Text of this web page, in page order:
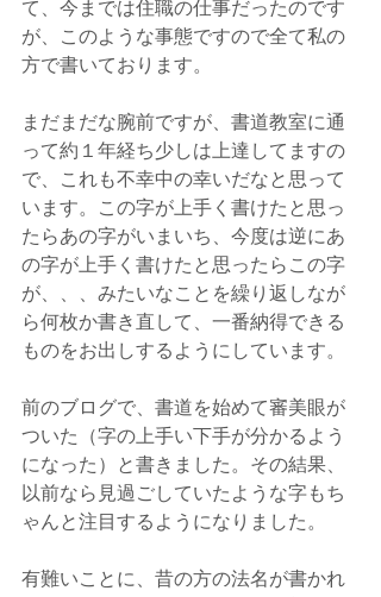
て、今までは住職の仕事だったのです
が、このような事態ですので全て私の
方で書いております。
まだまだな腕前ですが、書道教室に通
って約１年経ち少しは上達してますの
で、これも不幸中の幸いだなと思って
います。この字が上手く書けたと思っ
たらあの字がいまいち、今度は逆にあ
の字が上手く書けたと思ったらこの字
が、、、みたいなことを繰り返しなが
ら何枚か書き直して、一番納得できる
ものをお出しするようにしています。
前のブログで、書道を始めて審美眼が
ついた（字の上手い下手が分かるよう
になった）と書きました。その結果、
以前なら見過ごしていたような字もち
ゃんと注目するようになりました。
有難いことに、昔の方の法名が書かれ